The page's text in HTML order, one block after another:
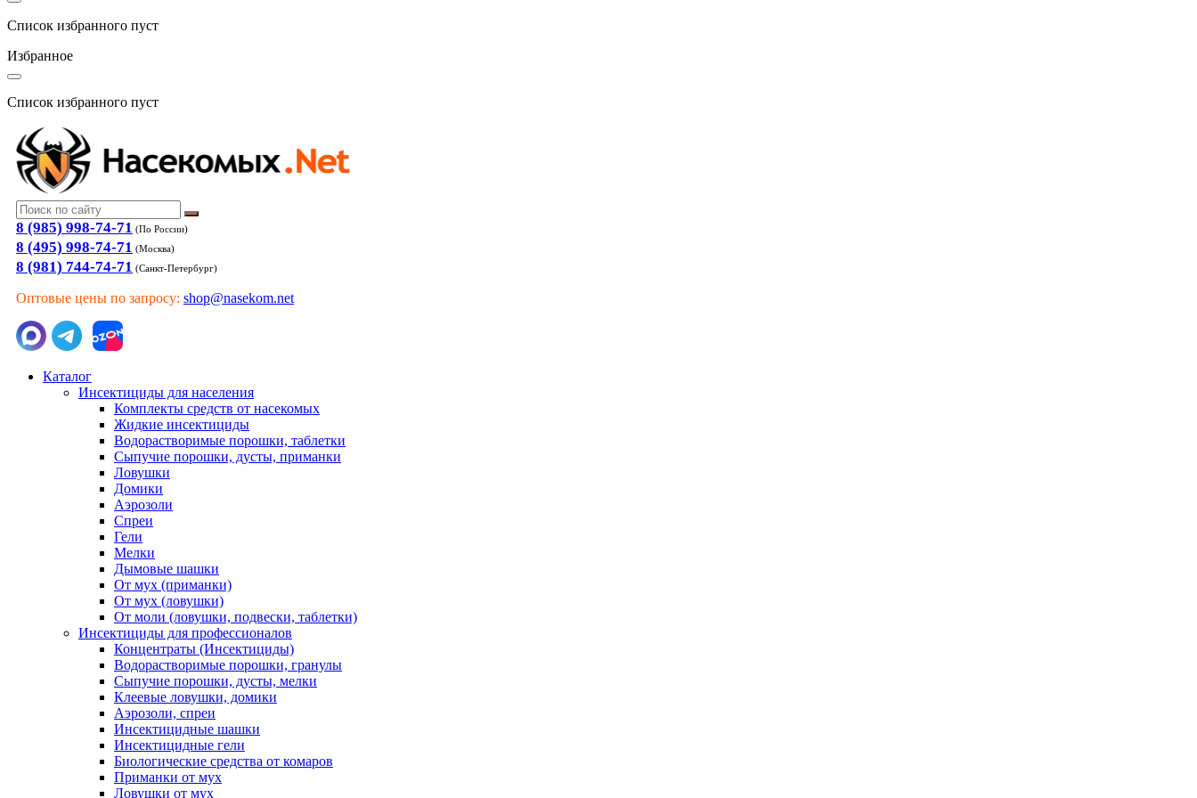
Список избранного пуст
Избранное
Список избранного пуст
8 (985) 998-74-71 (По России)
8 (495) 998-74-71 (Москва)
8 (981) 744-74-71 (Санкт-Петербург)
Оптовые цены по запросу: shop@nasekom.net
Каталог
Инсектициды для населения
Комплекты средств от насекомых
Жидкие инсектициды
Водорастворимые порошки, таблетки
Сыпучие порошки, дусты, приманки
Ловушки
Домики
Аэрозоли
Спреи
Гели
Мелки
Дымовые шашки
От мух (приманки)
От мух (ловушки)
От моли (ловушки, подвески, таблетки)
Инсектициды для профессионалов
Концентраты (Инсектициды)
Водорастворимые порошки, гранулы
Сыпучие порошки, дусты, мелки
Клеевые ловушки, домики
Аэрозоли, спреи
Инсектицидные шашки
Инсектицидные гели
Биологические средства от комаров
Приманки от мух
Ловушки от мух